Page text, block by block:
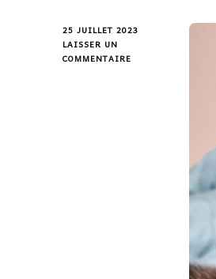
25 JUILLET 2023
LAISSER UN
COMMENTAIRE